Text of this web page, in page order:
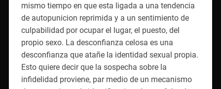
mismo tiempo en que esta ligada a una tendencia
de autopunicion reprimida y a un sentimiento de
culpabilidad por ocupar el lugar, el puesto, del
propio sexo. La desconfianza celosa es una
desconfianza que atañe la identidad sexual propia.
Esto quiere decir que la sospecha sobre la
infidelidad proviene, par medio de un mecanismo